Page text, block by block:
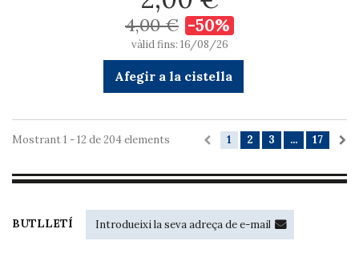
4,00 € -50%
vàlid fins: 16/08/26
Afegir a la cistella
1 2 3 ... 17
Mostrant 1 - 12 de 204 elements
BUTLLETÍ